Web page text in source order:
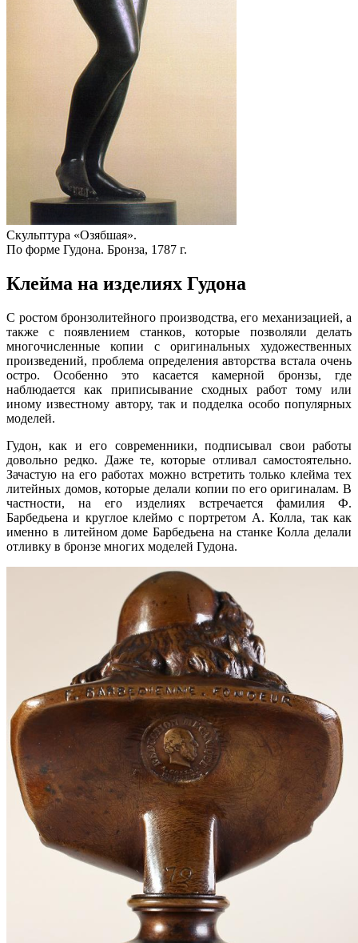
Скульптура «Озябшая».
По форме Гудона. Бронза, 1787 г.
Клейма на изделиях Гудона
С ростом бронзолитейного производства, его механизацией, а
также с появлением станков, которые позволяли делать
многочисленные копии с оригинальных художественных
произведений, проблема определения авторства встала очень
остро. Особенно это касается камерной бронзы, где
наблюдается как приписывание сходных работ тому или
иному известному автору, так и подделка особо популярных
моделей.
Гудон, как и его современники, подписывал свои работы
довольно редко. Даже те, которые отливал самостоятельно.
Зачастую на его работах можно встретить только клейма тех
литейных домов, которые делали копии по его оригиналам. В
частности, на его изделиях встречается фамилия Ф.
Барбедьена и круглое клеймо с портретом А. Колла, так как
именно в литейном доме Барбедьена на станке Колла делали
отливку в бронзе многих моделей Гудона.